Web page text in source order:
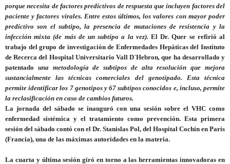
porque necesita de factores predictivos de respuesta que incluyen factores del
paciente y factores virales. Entre estos últimos, los valores con mayor poder
predictivo son el subtipo, la presencia de mutaciones de resistencia y la
infección mixta (de más de un subtipo a la vez). El Dr. Quer se refirió al
trabajo del grupo de investigación de Enfermedades Hepáticas del Instituto
de Recerca del Hospital Universitario Vall D´Hebron,que ha desarrollado y
patentado una metodología de subtipos de alta resolución que mejora
sustancialmente las técnicas comerciales del genotipado. Esta técnica
permite identificar los 7 genotipos y 67 subtipos conocidos e, incluso, permite
la reclasificación en caso de cambios futuros.
La jornada del sábado se inauguró con una sesión sobre el VHC como
enfermedad sistémica y el tratamiento como prevención. Esta primera
sesión del sábado contó con el Dr. Stanislas Pol, del Hospital Cochin en París
(Francia), una de las máximas autoridades en la materia.
La cuarta y última sesión giró en torno a las herramientas innovadoras en